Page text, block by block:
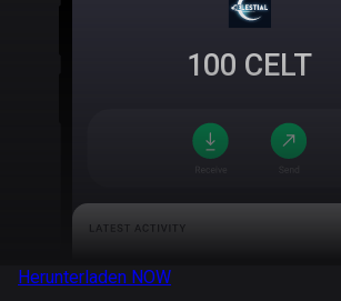
100 CELT
Herunterladen NOW